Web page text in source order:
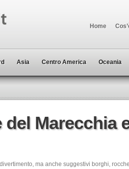
Home
Asia Centro America Oceania
Marecchia
ma anche suggestivi borghi,